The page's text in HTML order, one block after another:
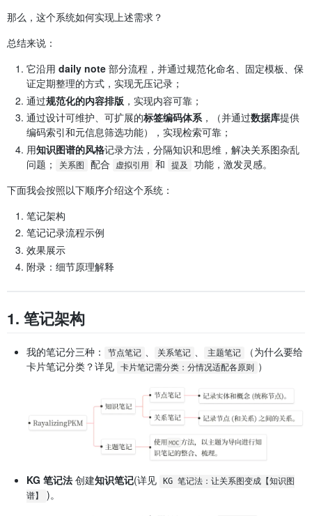
那么，这个系统如何实现上述需求？
总结来说：
它沿用 daily note 部分流程，并通过规范化命名、固定模板、保
证定期整理的方式，实现无压记录；
通过规范化的内容排版 ，实现内容可靠；
通过设计可维护、可扩展的标签编码体系，（并通过数据库提供
编码索引和元信息筛选功能），实现检索可靠；
用知识图谱的风格记录方法，分隔知识和思维，解决关系图杂乱
问题；
关系图 配合 虚拟引用 和 提及
功能，激发灵感。
下面我会按照以下顺序介绍这个系统：
笔记架构
笔记记录流程示例
效果展示
附录：细节原理解释
1. 笔记架构
我的笔记分三种： 节点笔记 关系笔记 主题笔记
（为什么要给
卡片笔记分类？详见
卡片笔记需分类：分情况适配各原则 ）
KG 笔记法 创建知识笔记(详见
KG 笔记法：让关系图变成【知识图
谱】
)。